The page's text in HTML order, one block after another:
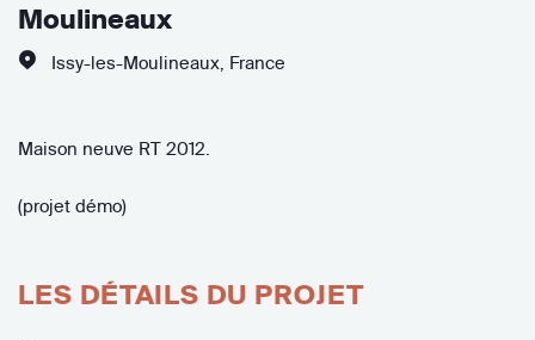
Moulineaux
Issy-les-Moulineaux France
Maison neuve RT 2012.
(projet démo)
LES DÉTAILS DU PROJET